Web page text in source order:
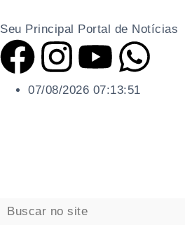
Seu Principal Portal de Notícias
07/08/2026 07:13:52